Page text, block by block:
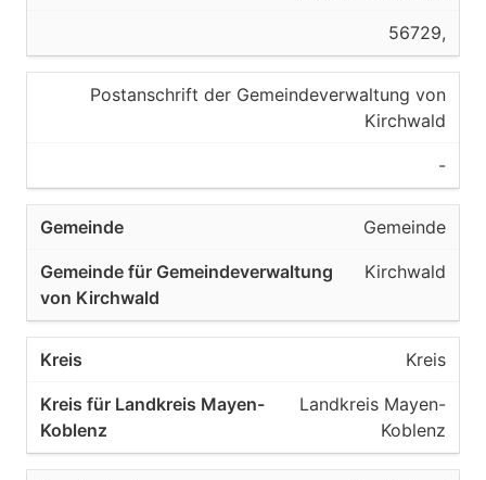
56729,
Postanschrift der Gemeindeverwaltung von
Kirchwald
-
Gemeinde
Kirchwald
Kreis
Landkreis Mayen-
Koblenz